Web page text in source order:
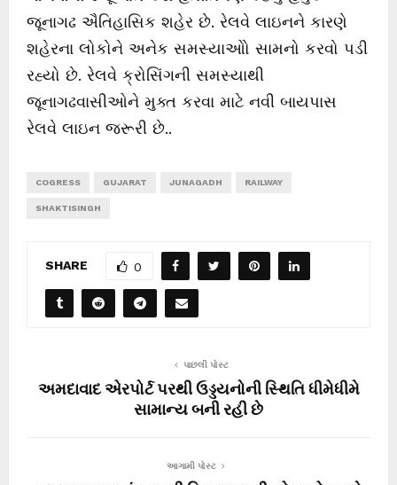
r
જૂનાગઢ ઐતિહાસિક શહેર છે. રેલવે લાઇનને કારણે
શહેરના લોકોને અનેક સમસ્યાઓો સામનો કરવો પડી
રહ્યો છે. રેલવે ક્રોસિંગની સમસ્યાથી
જૂનાગઢવાસીઓને મુક્ત કરવા માટે નવી બાયપાસ
રેલવે લાઇન જરૂરી છે..
COGRESS GUJARAT JUNAGADH RAILWAY
SHAKTISINGH
SHARE 0
પાછલી પોસ્ટ
અમદાવાદ એરપોર્ટ પરથી ઉડ્ડયનોની સ્થિતિ ધીમેધીમે
સામાન્ય બની રહી છે
આગામી પોસ્ટ